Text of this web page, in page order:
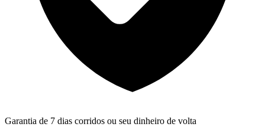
Garantia de 7 dias corridos ou seu dinheiro de volta